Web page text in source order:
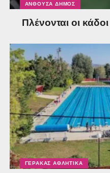
ΑΝΘΟΎΣΑ ΔΉΜΟΣ
Πλένονται οι
ΓΈΡΑΚΑΣ ΑΘΛΗΤΙΚΆ